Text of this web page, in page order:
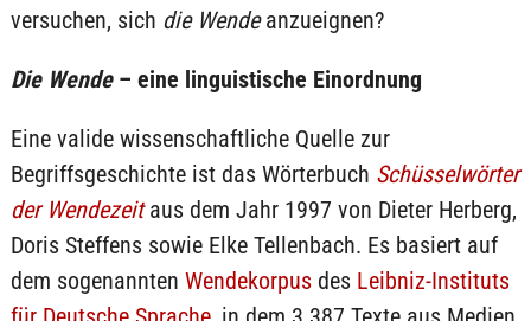
versuchen, sich die Wendeanzueignen?
Die Wende– eine linguistische Einordnung
Eine valide wissenschaftliche Quelle zur
Begriffsgeschichte ist das Wörterbuch Schüsselwörter
der Wendezeitaus dem Jahr 1997 von Dieter Herberg,
Doris Steffens sowie Elke Tellenbach. Es basiert auf
dem sogenannten Wendekorpusdes Leibniz-Instituts